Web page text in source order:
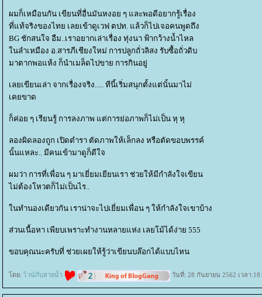
ผมก็เหมือนกัน เขียนที่อื่นมันหงอย ๆ และพอดีอยากรู้เรื่อง
ที่แท้จริงของไทย เลยเข้าดูเวฟ ตปท. แล้วก็ไปเจอคนพูดถึง
BG ชักสนใจ อืม..เราอยากเล่าเรื่อง ทุ่งนา ฟ้ากว้างน้ำไหล
นลำเหมือง อ.สารภีเชียงใหม่ การปลูกถั่วลิสง รับซื้อถั่วดิบ
มาตากพอแห้ง ก็นำเมล็ดไปขาย การกินอยู่
เลยเขียนเล่า จากเรื่องจริง..... ทีนี้เริ่มสนุกตั้งแต่นั้นมาไม่
เคยขาด
ก็ค่อย ๆ เรียนรู้ การลงภาพ แต่การย่อภาพก็ไม่เป็น หุ หุ
ลองผิดลองถูก เปิดตำรา ตัดภาพให้เล็กลง หรือตัดขอบพรรค์
นั้นแหละ.. มีคนเข้ามาดูก็ดีใจ
ผมว่า การที่เพื่อน ๆ มาเยี่ยมเยียนเรา ช่วยให้มีกำลังใจเขียน
ไม่ต้องโหวตก็ไม่เป็นไร..
นทำนองเดียวกัน เราน่าจะไปเยี่ยมเพื่อน ๆ ให้กำลังใจเขาบ้าง
ส่วนเนื้อหา เพียบเพราะทำงานหลายแห่ง เลยโม้ได้ง่าย 555
ขอบคุณนะครับที่ ช่วยเผยให้รู้ว่าเขียนบล๊อกได้แบบไหน
ดย:ไวน์กับสายน้ำ วันที่: 28 กันยายน 2562 เวลา